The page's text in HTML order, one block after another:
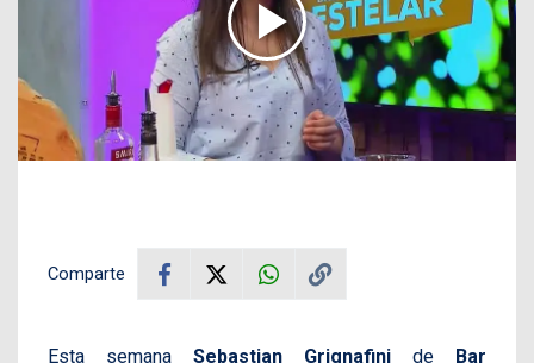
Comparte
Esta semana Sebastian Grignafini de Bar